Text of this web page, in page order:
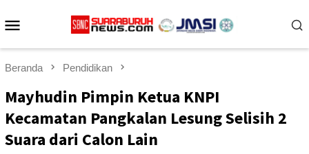
ke
Beranda Pendidikan
Mayhudin Pimpin Ketua KNPI
Kecamatan Pangkalan Lesung Selisih 2
Suara dari Calon Lain